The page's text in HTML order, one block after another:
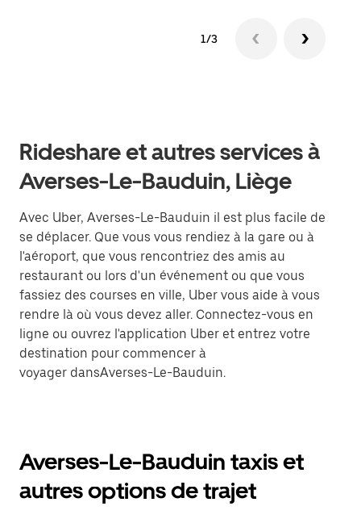
1/3
Rideshare et autres services à
Averses-Le-Bauduin, Liège
Avec Uber, Averses-Le-Bauduin il est plus facile de
se déplacer. Que vous vous rendiez à la gare ou à
l'aéroport, que vous rencontriez des amis au
restaurant ou lors d'un événement ou que vous
fassiez des courses en ville, Uber vous aide à vous
rendre là où vous devez aller. Connectez-vous en
ligne ou ouvrez l'application Uber et entrez votre
destination pour commencer à
voyager dansAverses-Le-Bauduin.
Averses-Le-Bauduin taxis et
autres options de trajet